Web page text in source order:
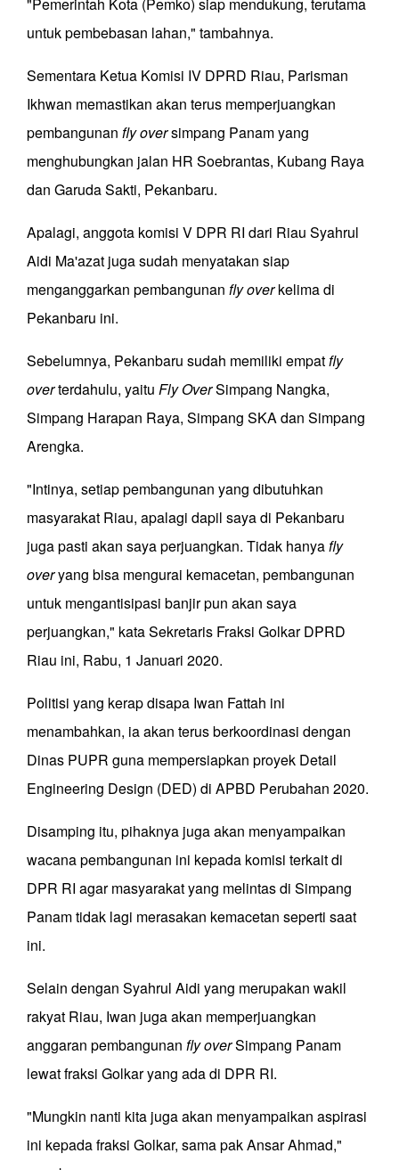
"Pemerintah Kota (Pemko) siap mendukung, terutama
untuk pembebasan lahan," tambahnya.
Sementara Ketua Komisi IV DPRD Riau, Parisman
Ikhwan memastikan akan terus memperjuangkan
pembangunan fly oversimpang Panam yang
menghubungkan jalan HR Soebrantas, Kubang Raya
dan Garuda Sakti, Pekanbaru.
Apalagi, anggota komisi V DPR RI dari Riau Syahrul
Aidi Ma'azat juga sudah menyatakan siap
menganggarkan pembangunan fly overkelima di
Pekanbaru ini.
Sebelumnya, Pekanbaru sudah memiliki empatfly
overterdahulu, yaitu Fly OverSimpang Nangka,
Simpang Harapan Raya, Simpang SKA dan Simpang
Arengka.
"Intinya, setiap pembangunan yang dibutuhkan
masyarakat Riau, apalagi dapil saya di Pekanbaru
juga pasti akan saya perjuangkan. Tidak hanyafly
overyang bisa mengurai kemacetan, pembangunan
untuk mengantisipasi banjir pun akan saya
perjuangkan," kata Sekretaris Fraksi Golkar DPRD
Riau ini, Rabu, 1 Januari 2020.
Politisi yang kerap disapa Iwan Fattah ini
menambahkan, ia akan terus berkoordinasi dengan
Dinas PUPR guna mempersiapkan proyek Detail
Engineering Design (DED) di APBD Perubahan 2020.
Disamping itu, pihaknya juga akan menyampaikan
wacana pembangunan ini kepada komisi terkait di
DPR RI agar masyarakat yang melintas di Simpang
Panam tidak lagi merasakan kemacetan seperti saat
ini.
Selain dengan Syahrul Aidi yang merupakan wakil
rakyat Riau, Iwan juga akan memperjuangkan
anggaran pembangunan fly overSimpang Panam
lewat fraksi Golkar yang ada di DPR RI.
"Mungkin nanti kita juga akan menyampaikan aspirasi
ini kepada fraksi Golkar, sama pak Ansar Ahmad,"